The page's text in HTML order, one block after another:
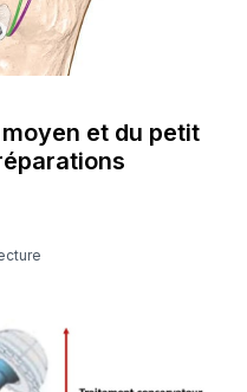
et du petit